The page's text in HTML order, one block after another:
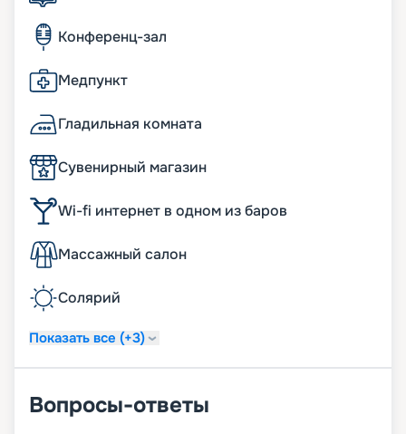
Конференц-зал
Медпункт
Гладильная комната
Сувенирный магазин
Wi-fi интернет в одном из баров
Массажный салон
Солярий
Показать все (+3)
Вопросы-ответы